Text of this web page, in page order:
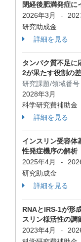
閉経後肥満発症に
2026年3月
-
研究助成金
詳細を見る
タンパク質不足に
2が果たす役割の
研究課題/領域番号
2028年3月
科学研究費補助金
詳細を見る
インスリン受容体
性発症機序の解析
2025年4月
-
研究助成金
詳細を見る
RNAとIRS-1が形
スリン様活性の調
2023年4月
-